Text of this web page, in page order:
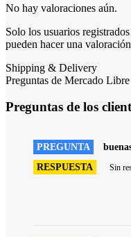
No hay valoraciones aún.
Solo los usuarios
pueden hacer una
Shipping & Delivery
Preguntas de Mercado Libre
Preguntas de los
PREGUNTA
RESPUESTA
Sin